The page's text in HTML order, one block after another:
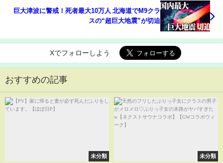
巨大津波に警戒！死者最大10万人 北海道でM9クラ
スの“超巨大地震”が切迫
Xでフォローしよう
おすすめの記事
未分類 未分類